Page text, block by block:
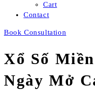
Cart
Contact
Book Consultation
Xổ Số
Ngày Mở